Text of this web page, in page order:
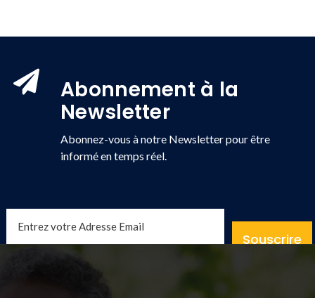
Abonnement à la
Newsletter
Abonnez-vous à notre Newsletter pour être
informé en temps réel.
Souscrire